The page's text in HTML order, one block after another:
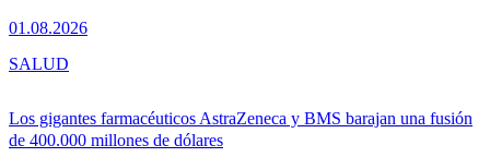
01.08.2026
Los gigantes farmacéuticos AstraZeneca y BMS barajan una fusión
de 400.000 millones de dólares
SALUD